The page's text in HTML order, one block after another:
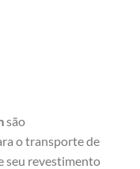
são
o transporte de
seu revestimento